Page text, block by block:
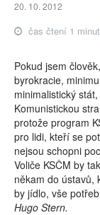
20. 10. 2012
čas čtení 1
Pokud jsem
byrokracie,
minimalistický
Komunistickou
protože program
pro lidi, kteří se
nejsou schopni
Voliče KSČM by
někam do ústavů,
by jídlo, vše
Hugo Stern.